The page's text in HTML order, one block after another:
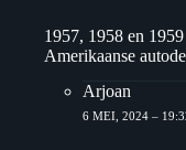
1957, 1958 en
Amerikaanse
Arjoan
6 MEI, 2024 –